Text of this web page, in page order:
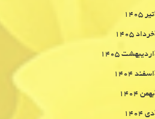
تیر ۱۴۰۵
خرداد ۱۴۰۵
اردیبهشت ۱۴۰۵
اسفند ۱۴۰۴
بهمن ۱۴۰۴
دی ۱۴۰۴